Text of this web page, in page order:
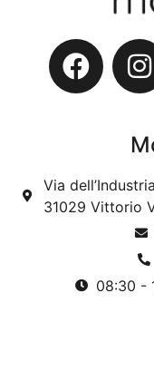
Via
31029 Vittorio
08:30 -